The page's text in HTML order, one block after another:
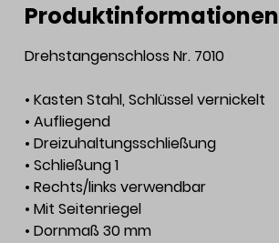
Produktinformationen
Drehstangenschloss Nr. 7010
• Kasten Stahl, Schlüssel vernickelt
• Aufliegend
• Dreizuhaltungsschließung
• Schließung 1
• Rechts/links verwendbar
• Mit Seitenriegel
• Dornmaß 30 mm